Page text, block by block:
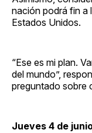
nación podrá fin a
Estados Unidos.
“Ese es mi plan.
del mundo”,
preguntado sobre
Jueves 4 de